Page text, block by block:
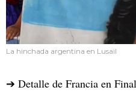
La hinchada argentina en Lusail
➔ Detalle de Francia en